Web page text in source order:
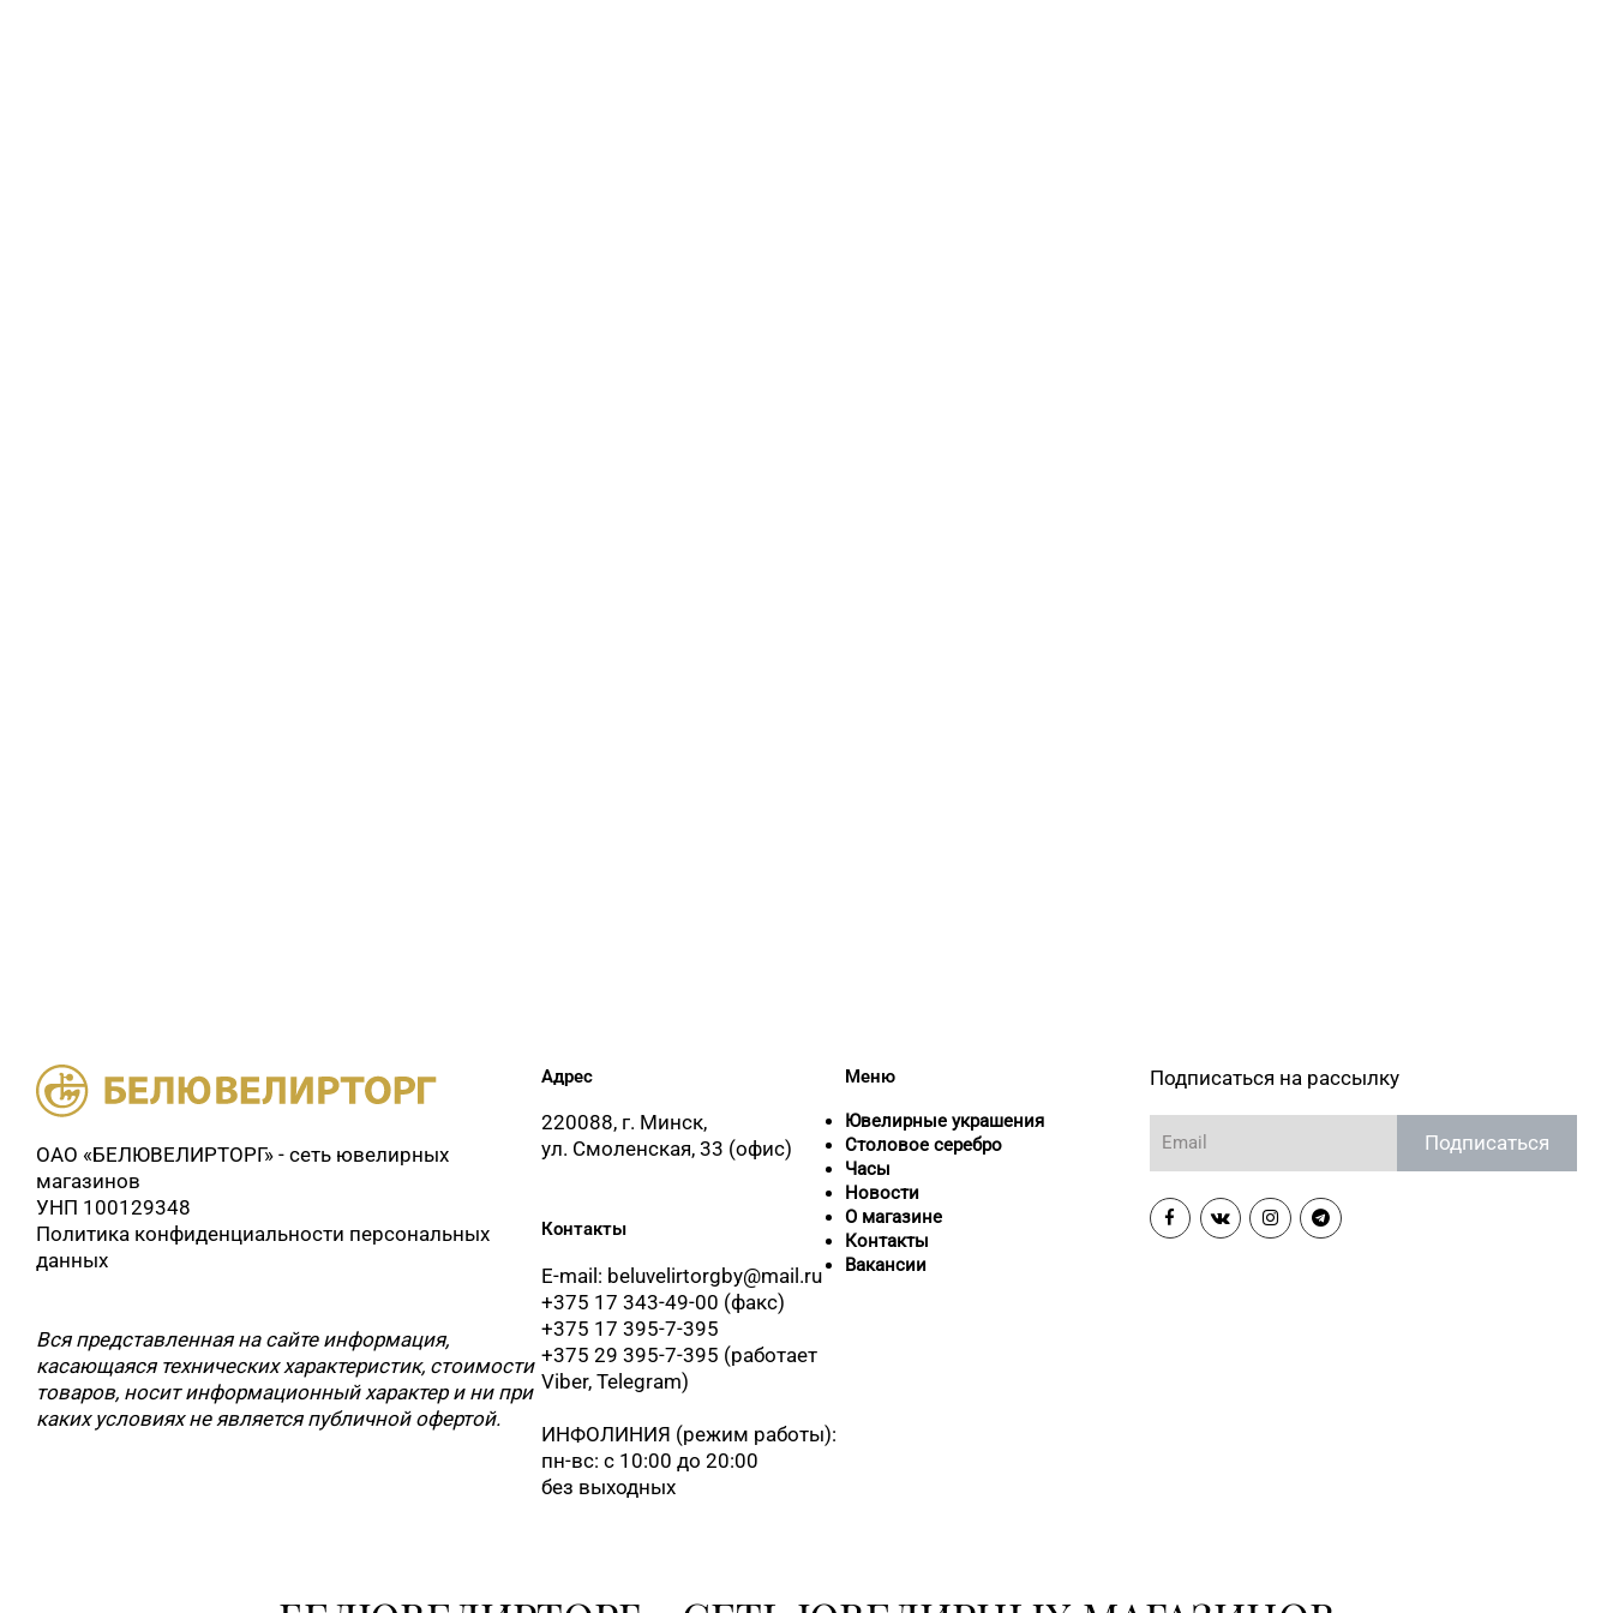
ОАО «БЕЛЮВЕЛИРТОРГ» - сеть ювелирных
магазинов
УНП 100129348
Политика конфиденциальности персональных
данных
Вся представленная на сайте информация,
касающаяся технических характеристик, стоимости
товаров, носит информационный характер и ни при
каких условиях не является публичной офертой.
Адрес
220088, г. Минск,
ул. Смоленская, 33 (офис)
Контакты
E-mail: beluvelirtorgby@mail.ru
+375 17 343-49-00 (факс)
+375 17 395-7-395
+375 29 395-7-395 (работает
Viber, Telegram)
ИНФОЛИНИЯ (режим работы):
пн-вс: с 10:00 до 20:00
без выходных
Меню
Ювелирные украшения
Столовое серебро
Часы
Новости
О магазине
Контакты
Вакансии
Подписаться на рассылку
Подписаться